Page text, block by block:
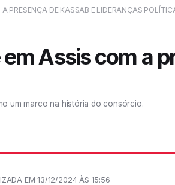
PRESENÇA DE KASSAB E LIDERANÇAS
Assis com a
um marco na história do consórcio.
EM 13/12/2024 ÀS 15:56